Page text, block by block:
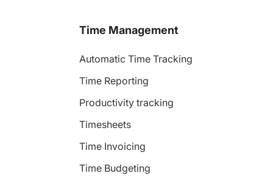
Time Management
Automatic Time Tracking
Time Reporting
Productivity tracking
Timesheets
Time Invoicing
Time Budgeting